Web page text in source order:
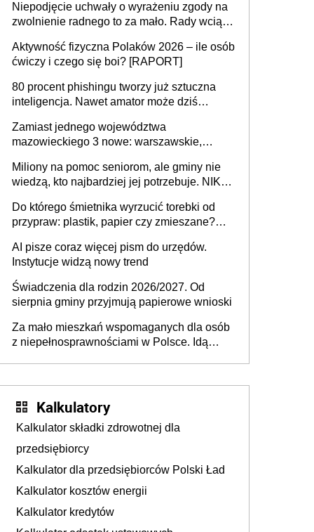
Niepodjęcie uchwały o wyrażeniu zgody na
zwolnienie radnego to za mało. Rady wciąż
rozstrzygać sprawy
Aktywność fizyczna Polaków 2026 – ile osób
ćwiczy i czego się boi? [RAPORT]
80 procent phishingu tworzy już sztuczna
inteligencja. Nawet amator może dziś
Zamiast jednego województwa
mazowieckiego 3 nowe: warszawskie,
Europie nie ma tak dużych jednostek
stołecznych
Miliony na pomoc seniorom, ale gminy nie
wiedzą, kto najbardziej jej potrzebuje. NIK
Do którego śmietnika wyrzucić torebki od
przypraw: plastik, papier czy zmieszane?
AI pisze coraz więcej pism do urzędów.
Instytucje widzą nowy trend
Świadczenia dla rodzin 2026/2027. Od
sierpnia gminy przyjmują papierowe wnioski
Za mało mieszkań wspomaganych dla osób
z niepełnosprawnościami w Polsce. Idą
Kalkulatory
Kalkulator składki zdrowotnej dla
przedsiębiorcy
Kalkulator dla przedsiębiorców Polski Ład
Kalkulator kosztów energii
Kalkulator kredytów